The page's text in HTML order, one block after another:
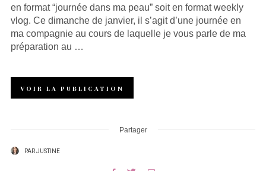
en format “journée dans ma peau” soit en format weekly
vlog. Ce dimanche de janvier, il s’agit d’une journée en
ma compagnie au cours de laquelle je vous parle de ma
préparation au …
VOIR LA PUBLICATION
Partager
PARJUSTINE